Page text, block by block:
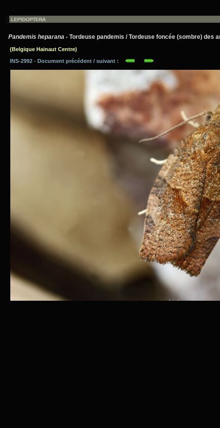
Pandemis heparana - Tordeuse pandemis / Tordeuse foncée (sombre) des
(Belgique Hainaut Centre)
INS-2992 - Document précédent / suivant :